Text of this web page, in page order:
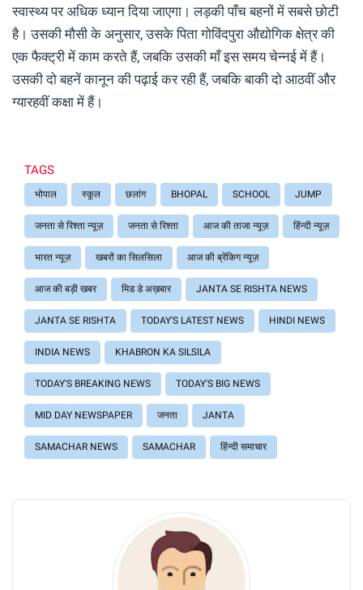
स्वास्थ्य पर अधिक ध्यान दिया जाएगा। लड़की पाँच बहनों में सबसे छोटी
है। उसकी मौसी के अनुसार, उसके पिता गोविंदपुरा औद्योगिक क्षेत्र की
एक फैक्ट्री में काम करते हैं, जबकि उसकी माँ इस समय चेन्नई में हैं।
उसकी दो बहनें कानून की पढ़ाई कर रही हैं, जबकि बाकी दो आठवीं और
ग्यारहवीं कक्षा में हैं।
TAGS
भोपाल स्कूल छलांग BHOPAL SCHOOL JUMP
जनता से रिश्ता न्यूज़ जनता से रिश्ता आज की ताजा न्यूज़ हिंन्दी न्यूज़
भारत न्यूज़ खबरों का सिलसिला आज की ब्रेंकिग न्यूज़
आज की बड़ी खबर मिड डे अख़बार JANTA SE RISHTA NEWS
JANTA SE RISHTA TODAY'S LATEST NEWS HINDI NEWS
INDIA NEWS KHABRON KA SILSILA
TODAY'S BREAKING NEWS TODAY'S BIG NEWS
MID DAY NEWSPAPER जनता JANTA
SAMACHAR NEWS SAMACHAR हिंन्दी समाचार